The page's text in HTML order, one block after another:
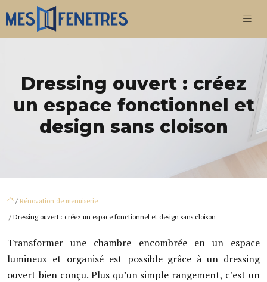
Dressing ouvert : créez
un espace fonctionnel et
design sans cloison
/ Rénovation de menuiserie
/ Dressing ouvert : créez un espace fonctionnel et design sans cloison
Transformer une chambre encombrée en un espace
lumineux et organisé est possible grâce à un dressing
ouvert bien conçu. Plus qu’un simple rangement, c’est un